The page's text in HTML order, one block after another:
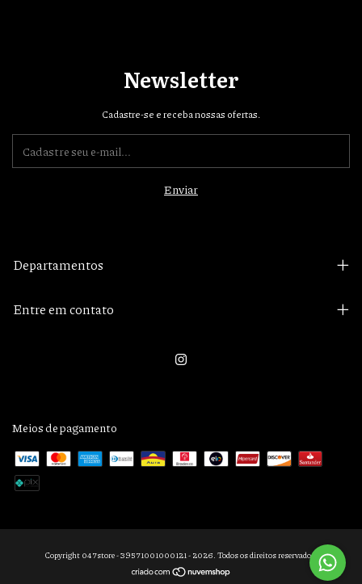
Newsletter
Cadastre-se e receba nossas ofertas.
Departamentos
Entre em contato
Meios de pagamento
Copyright 047store - 39571001000121 - 2026. Todos os direitos reservados.